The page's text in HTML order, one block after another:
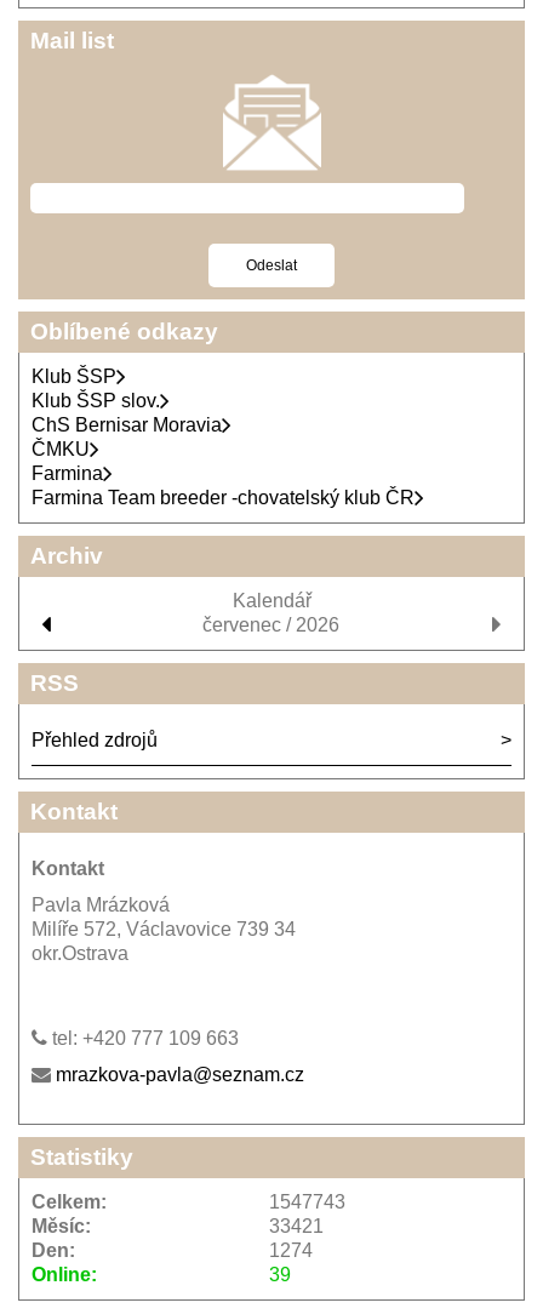
Mail list
Oblíbené odkazy
Klub ŠSP
Klub ŠSP slov.
ChS Bernisar Moravia
ČMKU
Farmina
Farmina Team breeder -chovatelský klub ČR
Archiv
Kalendář
červenec / 2026
RSS
Přehled zdrojů
Kontakt
Kontakt
Pavla Mrázková
Milíře 572, Václavovice 739 34
okr.Ostrava
tel: +420 777 109 663
mrazkova-pavla@seznam.cz
Statistiky
Online: 39
Celkem:
1547743
Měsíc:
33421
Den:
1274